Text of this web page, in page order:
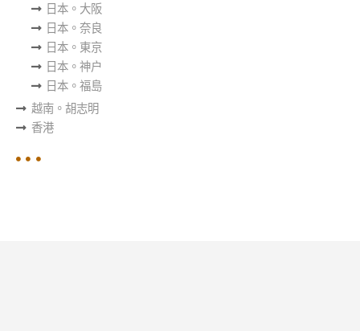
日本。大阪
日本。奈良
日本。東京
日本。神户
日本。福島
越南。胡志明
香港